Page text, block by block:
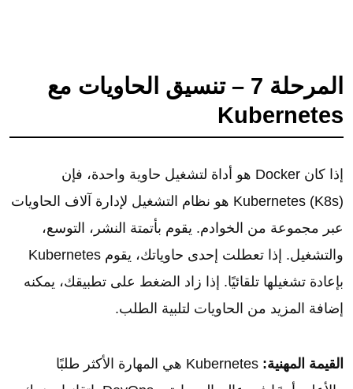
المرحلة 7 – تنسيق الحاويات مع
Kubernetes
إذا كان Docker هو أداة لتشغيل حاوية واحدة، فإن
Kubernetes (K8s) هو نظام التشغيل لإدارة آلاف الحاويات
عبر مجموعة من الخوادم. يقوم بأتمتة النشر، التوسع،
والتشغيل. إذا تعطلت إحدى حاوياتك، يقوم Kubernetes
بإعادة تشغيلها تلقائيًا. إذا زاد الضغط على تطبيقك، يمكنه
إضافة المزيد من الحاويات لتلبية الطلب.
القيمة المهنية:
Kubernetes هي المهارة الأكثر طلبًا